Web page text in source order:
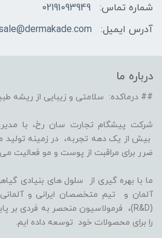
شماره تماس:
02191093949
آدرس ایمیل:
درباره ما
## درماکده: سلامتی و زیبایی از ریشه
شرکت پیشگام تجارت سان رخ، با
بیش از یک دهه تجربه، در زمینه
ضرر برای مراقبت از پوست و مو فعالیت
آلمان و تیم متخصصان ایرانی و
را برای محصولات خود توسعه داده ایم.